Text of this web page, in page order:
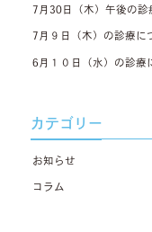
7月30日（木）午後の診
7月９日（木）の診療に
6月１０日（水）の診療
カテゴリー
お知らせ
コラム